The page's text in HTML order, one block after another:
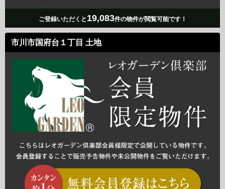
ご登録いただくと 19,083件の物件が閲覧可能です！
市川市国府台１丁目 土地